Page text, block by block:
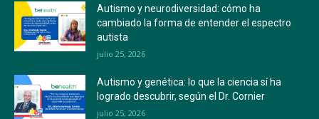
Autismo y neurodiversidad: cómo ha
cambiado la forma de entender el espectro
autista
julio 25, 2026
Autismo y genética: lo que la ciencia sí ha
logrado descubrir, según el Dr. Cornier
julio 25, 2026